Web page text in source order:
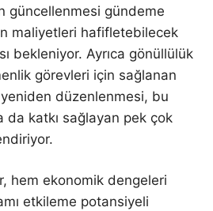
güncellenmesi gündeme
maliyetleri hafifletebilecek
bekleniyor. Ayrıca gönüllülük
görevleri için sağlanan
yeniden düzenlenmesi, bu
da katkı sağlayan pek çok
hem ekonomik dengeleri
etkileme potansiyeli